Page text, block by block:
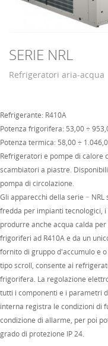
SERIE NRL
Refrigeratori aria-acqua
Refrigerante: R410A
Potenza frigorifera: 53,00 ÷
Potenza termica: 58,00 ÷
Refrigeratori e pompe di calore
scambiatori a piastre.
pompa di circolazione.
Gli apparecchi della serie −
fredda per impianti tecnologici,
produrre anche acqua calda
frigoriferi ad R410A e da un
fornito di gruppo d'accumulo e
tipo scroll, consente ai
frigorifera. La regolazione
tutti i componenti e i parametri
interna registra le condizioni di
condizione di allarme, per poi
grado di protezione IP 24.